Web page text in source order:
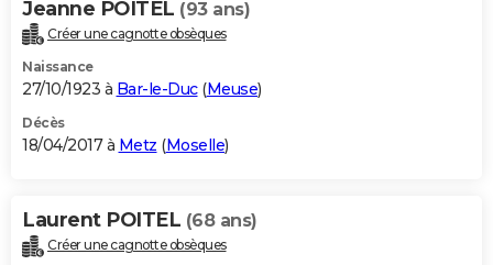
Jeanne POITEL (93 ans)
Créer une cagnotte obsèques
Naissance
27/10/1923 à Bar-le-Duc(Meuse)
Décès
18/04/2017 à Metz (Moselle)
Laurent POITEL (68 ans)
Créer une cagnotte obsèques